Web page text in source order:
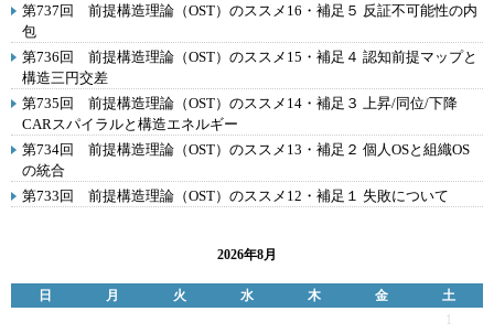
第737回 前提構造理論（OST）のススメ16・補足５ 反証不可能性の内
包
第736回 前提構造理論（OST）のススメ15・補足４ 認知前提マップと
構造三円交差
第735回 前提構造理論（OST）のススメ14・補足３ 上昇/同位/下降
CARスパイラルと構造エネルギー
第734回 前提構造理論（OST）のススメ13・補足２ 個人OSと組織OS
の統合
第733回 前提構造理論（OST）のススメ12・補足１ 失敗について
2026年8月
日 月 火 水 木 金
土